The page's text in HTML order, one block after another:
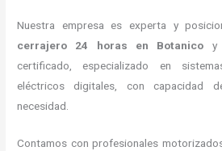
Nuestra empresa es experta y
cerrajero 24 horas en Botanico y
certificado, especializado en
eléctricos digitales, con capacidad
necesidad.
Contamos con profesionales